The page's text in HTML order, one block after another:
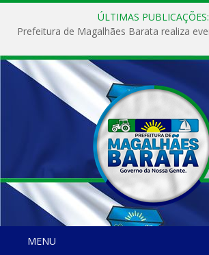
ÚLTIMAS PUBLICAÇÕES:
MENU